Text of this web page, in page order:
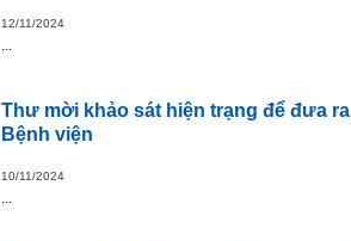
12/11/2024
Thư mời khảo sát hiện trạng để đưa
Bệnh viện
10/11/2024